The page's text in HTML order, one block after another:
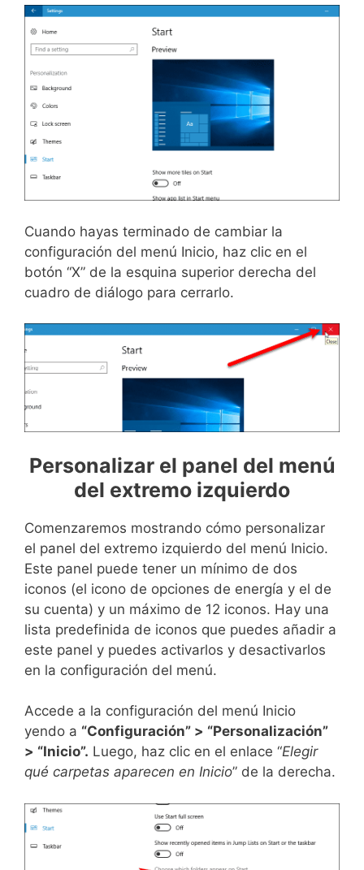
Cuando hayas terminado de cambiar la
configuración del menú Inicio, haz clic en el
botón “X” de la esquina superior derecha del
cuadro de diálogo para cerrarlo.
Personalizar el panel del menú
del extremo izquierdo
Comenzaremos mostrando cómo personalizar
el panel del extremo izquierdo del menú Inicio.
Este panel puede tener un mínimo de dos
iconos (el icono de opciones de energía y el de
su cuenta) y un máximo de 12 iconos. Hay una
lista predefinida de iconos que puedes añadir a
este panel y puedes activarlos y desactivarlos
en la configuración del menú.
Accede a la configuración del menú Inicio
yendo a “Configuración” > “Personalización”
> “Inicio”. Luego, haz clic en el enlace “Elegir
qué carpetas aparecen en Inicio” de la derecha.